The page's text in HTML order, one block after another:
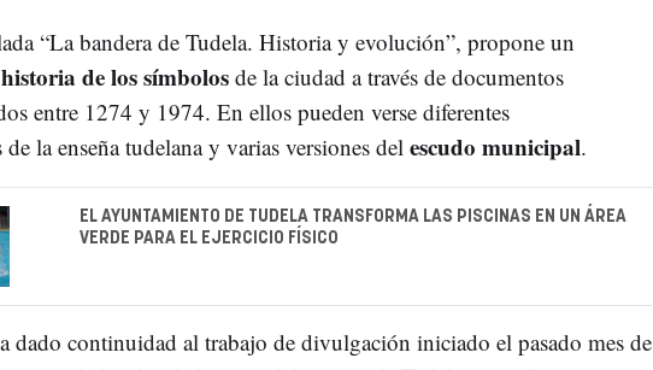
“La bandera de Tudela. Historia y evolución”, propone un
historia de los símbolosde la ciudad a través de documentos
entre 1274 y 1974. En ellos pueden verse diferentes
de la enseña tudelana y varias versiones del escudo municipal.
EL AYUNTAMIENTO DE TUDELA TRANSFORMA LAS PISCINAS EN UN ÁREA
VERDE PARA EL EJERCICIO FÍSICO
dado continuidad al trabajo de divulgación iniciado el pasado mes de